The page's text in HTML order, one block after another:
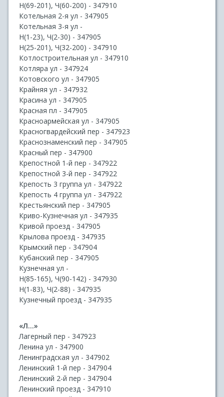
Н(69-201), Ч(60-200) - 347910
Котельная 2-я ул - 347905
Котельная 3-я ул -
Н(1-23), Ч(2-30) - 347905
Н(25-201), Ч(32-200) - 347910
Котлостроительная ул - 347910
Котляра ул - 347924
Котовского ул - 347905
Крайняя ул - 347932
Красина ул - 347905
Красная пл - 347905
Красноармейская ул - 347905
Красногвардейский пер - 347923
Краснознаменский пер - 347905
Красный пер - 347900
Крепостной 1-й пер - 347922
Крепостной 3-й пер - 347922
Крепость 3 группа ул - 347922
Крепость 4 группа ул - 347922
Крестьянский пер - 347905
Криво-Кузнечная ул - 347935
Кривой проезд - 347905
Крылова проезд - 347935
Крымский пер - 347904
Кубанский пер - 347905
Кузнечная ул -
Н(85-165), Ч(90-142) - 347930
Н(1-83), Ч(2-88) - 347935
Кузнечный проезд - 347935
«Л...»
Лагерный пер - 347923
Ленина ул - 347900
Ленинградская ул - 347902
Ленинский 1-й пер - 347904
Ленинский 2-й пер - 347904
Ленинский проезд - 347910